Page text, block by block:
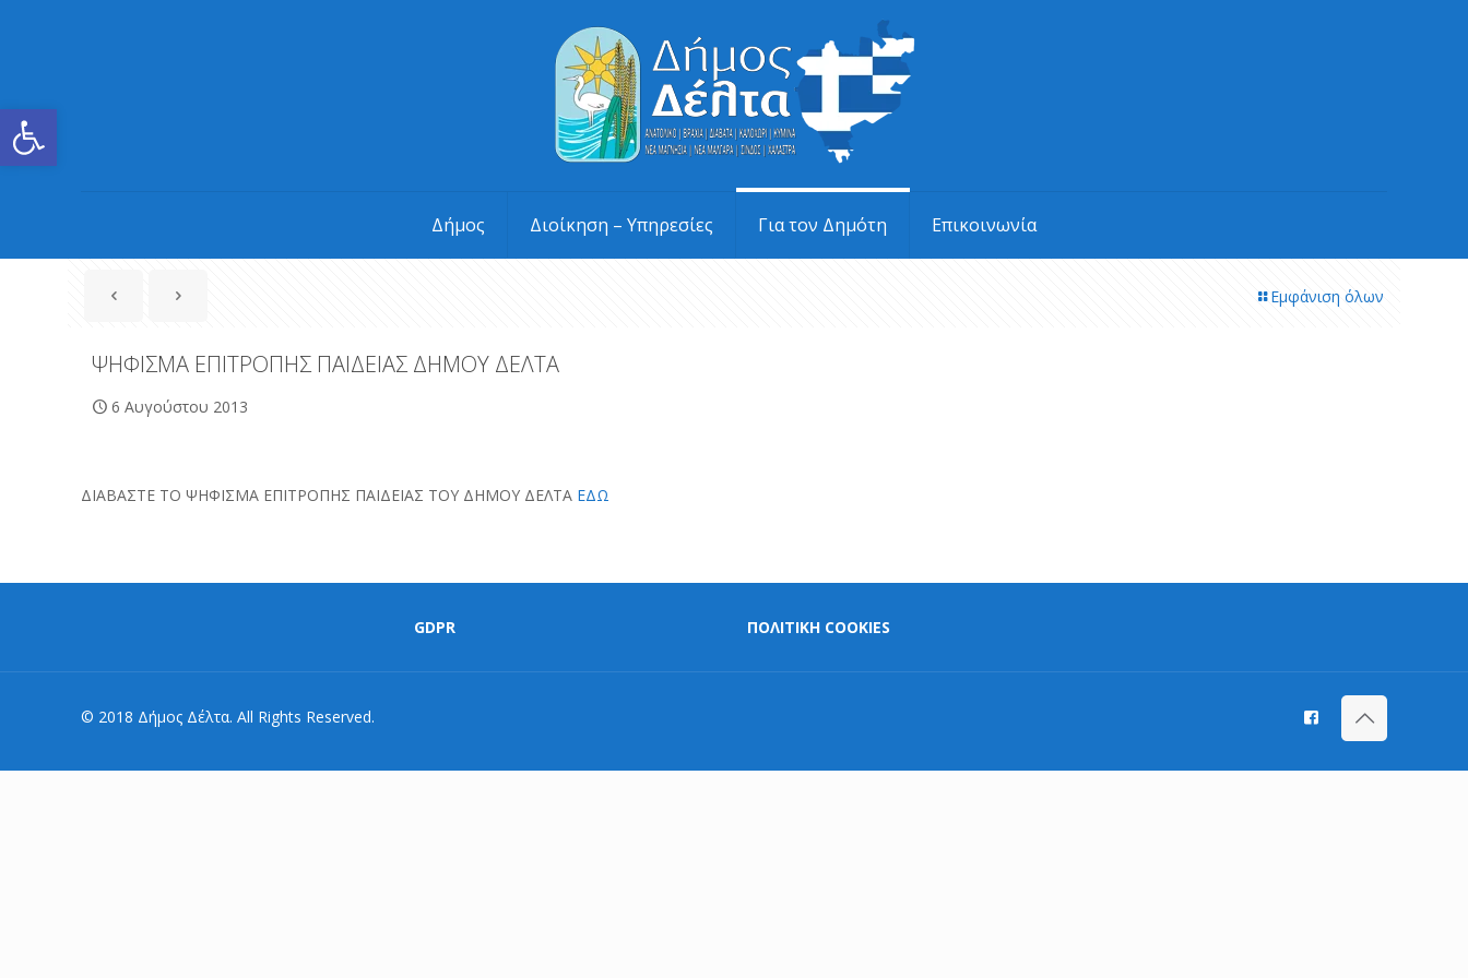
Ανοίξτε τη γραμμή εργαλείων
Δήμος Διοίκηση – Υπηρεσίες Για τον Δημότη Επικοινωνία
Εμφάνιση όλων
ΨΗΦΙΣΜΑ ΕΠΙΤΡΟΠΗΣ ΠΑΙΔΕΙΑΣ ΔΗΜΟΥ ΔΕΛΤΑ
6 Αυγούστου 2013
ΔΙΑΒΑΣΤΕ ΤΟ ΨΗΦΙΣΜΑ ΕΠΙΤΡΟΠΗΣ ΠΑΙΔΕΙΑΣ ΤΟΥ ΔΗΜΟΥ ΔΕΛΤΑ ΕΔΩ
GDPR ΠΟΛΙΤΙΚΗ COOKIES
© 2018 Δήμος Δέλτα. All Rights Reserved.